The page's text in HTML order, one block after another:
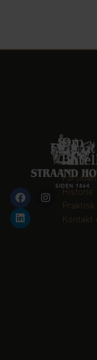
Om
Forsiden
Historie
Praktisk
Kontakt